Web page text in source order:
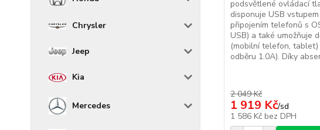
Chrysler
Jeep
Kia
Mercedes
podsvětlené ovládací
disponuje USB
připojením telefonů s
USB) a také umožňuje
(mobilní telefon, tablet)
odběru 1.0A). Díky
2 049 Kč
1 919 Kč/sd
1 586 Kč bez DPH